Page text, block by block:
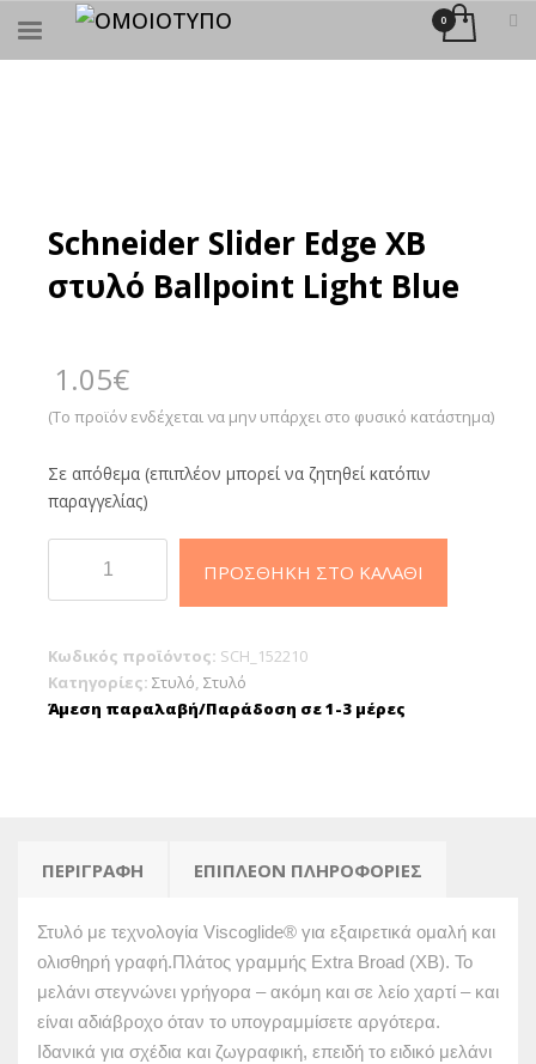
ΑΝΑΖΉΤΗΣΗ
Schneider Slider Edge XB
στυλό Ballpoint Light Blue
1.05€
(Το προϊόν ενδέχεται να μην υπάρχει στο φυσικό κατάστημα)
Σε απόθεμα (επιπλέον μπορεί να ζητηθεί κατόπιν
παραγγελίας)
στυλό
Ballpoint
ΠΡΟΣΘΉΚΗ ΣΤΟ ΚΑΛΆΘΙ
Κωδικός προϊόντος: SCH_152210
Κατηγορίες: Στυλό, Στυλό
Άμεση παραλαβή/Παράδοση σε 1-3 μέρες
ΠΕΡΙΓΡΑΦΉ ΕΠΙΠΛΈΟΝ ΠΛΗΡΟΦΟΡΊΕΣ
Στυλό με τεχνολογία Viscoglide® για εξαιρετικά ομαλή και
ολισθηρή γραφή.Πλάτος γραμμής Extra Broad (XB). Το
μελάνι στεγνώνει γρήγορα – ακόμη και σε λείο χαρτί – και
είναι αδιάβροχο όταν το υπογραμμίσετε αργότερα.
Ιδανικά για σχέδια και ζωγραφική, επειδή το ειδικό μελάνι